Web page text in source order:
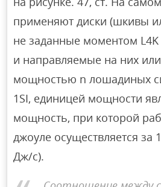
применяют диски (шкивы
не заданные моментом L4K
и направляемые на них
мощностью n лошадиных
1SI, единицей мощности
мощность, при которой
джоуле осуществляется за
Дж/с).